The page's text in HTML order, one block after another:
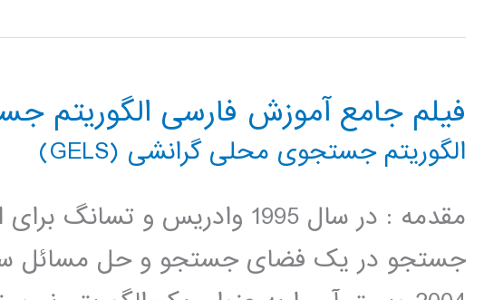
فیلم جامع آموزش فارسی الگوریتم
الگوریتم جستجوی محلی گرانشی (GELS)
جستجو در یک فضای جستجو و حل مسائل